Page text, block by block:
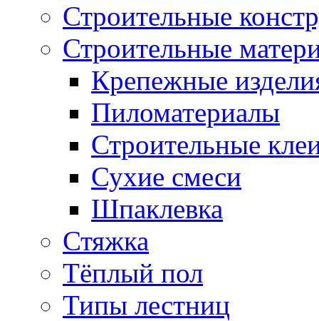
Строительные
Строительные
Крепежные
Пиломатериалы
Строительные
Сухие смеси
Шпаклевка
Стяжка
Тёплый пол
Типы лестниц